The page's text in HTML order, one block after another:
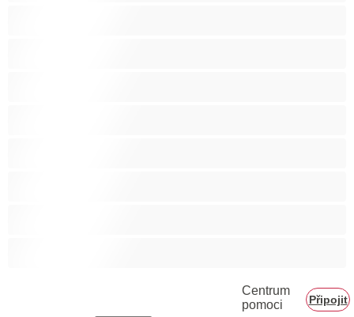
Centrum
pomoci
Připojit